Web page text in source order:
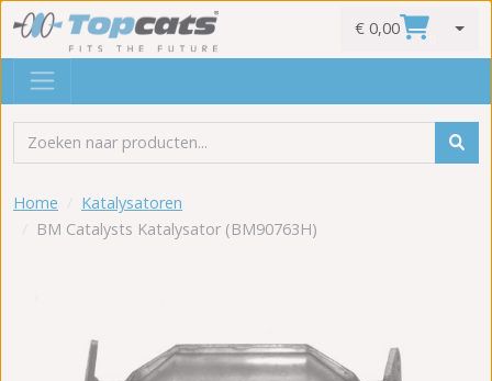
€ 0,00
Home
Katalysatoren
BM Catalysts Katalysator (BM90763H)